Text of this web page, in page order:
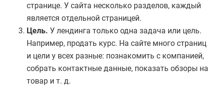
странице. У сайта несколько разделов, каждый
является отдельной страницей.
Цель. У лендинга только одна задача или цель.
Например, продать курс. На сайте много страниц
и цели у всех разные: познакомить с компанией,
собрать контактные данные, показать обзоры на
товар и т. д.